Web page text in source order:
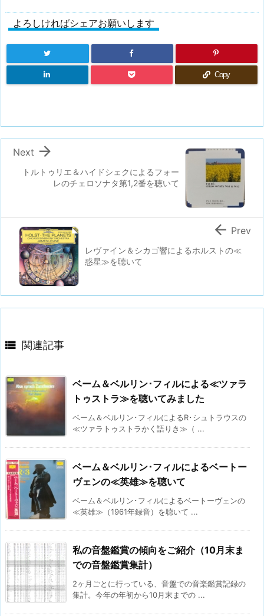
よろしければシェアお願いします
Copy
トルトゥリエ＆ハイドシェクによるフォー
レのチェロソナタ第1,2番を聴いて

Next
レヴァイン＆シカゴ響によるホルストの≪
惑星≫を聴いて
 Prev
 関連記事
ベーム＆ベルリン･フィルによる≪ツァラ
トゥストラ≫を聴いてみました
ベーム＆ベルリン･フィルによるR･シュトラウスの
≪ツァラトゥストラかく語りき≫（ ...
ベーム＆ベルリン･フィルによるベートー
ヴェンの≪英雄≫を聴いて
ベーム＆ベルリン･フィルによるベートーヴェンの
≪英雄≫（1961年録音）を聴いて ...
私の音盤鑑賞の傾向をご紹介（10月末ま
での音盤鑑賞集計）
2ヶ月ごとに行っている、音盤での音楽鑑賞記録の
集計。今年の年初から10月末までの ...